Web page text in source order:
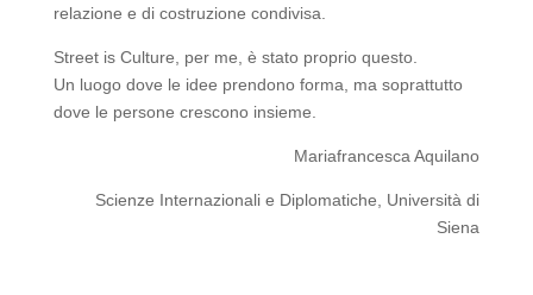
relazione e di costruzione condivisa.
Street is Culture, per me, è stato proprio questo.
Un luogo dove le idee prendono forma, ma soprattutto
dove le persone crescono insieme.
Mariafrancesca Aquilano
Scienze Internazionali e Diplomatiche, Università di
Siena